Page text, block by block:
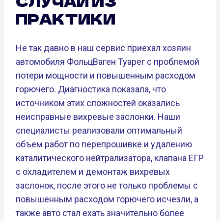
ПРАКТИКИ
Не так давно в наш сервис приехал хозяин
автомобиля ФольцВаген Туарег с проблемой
потери мощности и повышенным расходом
горючего. Диагностика показала, что
источником этих сложностей оказались
неисправные вихревые заслонки. Наши
специалисты реализовали оптимальный
объем работ по перепрошивке и удалению
каталитического нейтрализатора, клапана ЕГР
с охладителем и демонтаж вихревых
заслонок, после этого не только проблемы с
повышенным расходом горючего исчезли, а
также авто стал ехать значительно более